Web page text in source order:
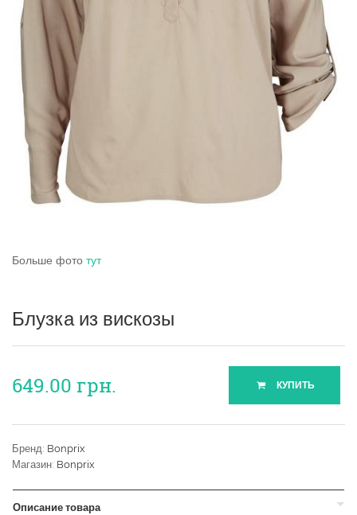
Больше фото тут
Блузка из вискозы
649.00 грн. КУПИТЬ
Бренд: Bonprix
Магазин: Bonprix
Описание товара